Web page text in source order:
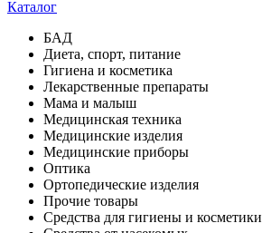
Каталог
БАД
Диета, спорт, питание
Гигиена и косметика
Лекарственные препараты
Мама и малыш
Медицинская техника
Медицинские изделия
Медицинские приборы
Оптика
Ортопедические изделия
Прочие товары
Средства для гигиены и косметики